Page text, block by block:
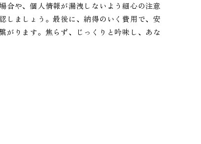
合や、個人情報が漏洩しないよう細心の注意
しましょう。最後に、納得のいく費用で、安
がります。焦らず、じっくりと吟味し、あな